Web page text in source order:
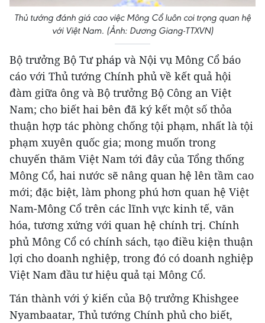
Thủ tướng đánh giá cao việc Mông Cổ luôn coi trọng quan hệ
với Việt Nam. (Ảnh: Dương Giang-TTXVN)
Bộ trưởng Bộ Tư pháp và Nội vụ Mông Cổ báo
cáo với Thủ tướng Chính phủ về kết quả hội
đàm giữa ông và Bộ trưởng Bộ Công an Việt
Nam; cho biết hai bên đã ký kết một số thỏa
thuận hợp tác phòng chống tội phạm, nhất là tội
phạm xuyên quốc gia; mong muốn trong
chuyến thăm Việt Nam tới đây của Tổng thống
Mông Cổ, hai nước sẽ nâng quan hệ lên tầm cao
mới; đặc biệt, làm phong phú hơn quan hệ Việt
Nam-Mông Cổ trên các lĩnh vực kinh tế, văn
hóa, tương xứng với quan hệ chính trị. Chính
phủ Mông Cổ có chính sách, tạo điều kiện thuận
lợi cho doanh nghiệp, trong đó có doanh nghiệp
Việt Nam đầu tư hiệu quả tại Mông Cổ.
Tán thành với ý kiến của Bộ trưởng Khishgee
Nyambaatar, Thủ tướng Chính phủ cho biết,